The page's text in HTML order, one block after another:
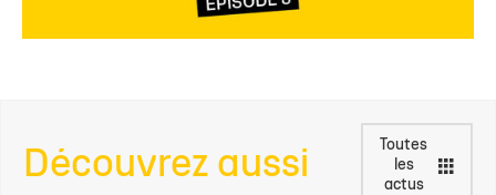
Découvrez aussi
Toutes
les
actus